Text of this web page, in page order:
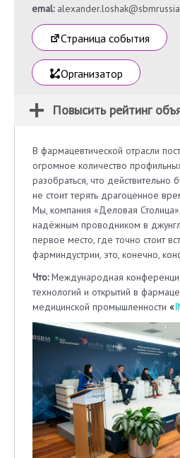
emal:
Страница события
Организатор
Повысить рейтинг
В фармацевтической отрасли
огромное количество
разобраться, что действительно
не стоит терять драгоценное
Мы, компания «Деловая Столица»,
надёжным проводником в
первое место, где точно стоит
фарминдустрии, это, конечно,
Что:Международная
технологий и открытий в
медицинской промышленности «